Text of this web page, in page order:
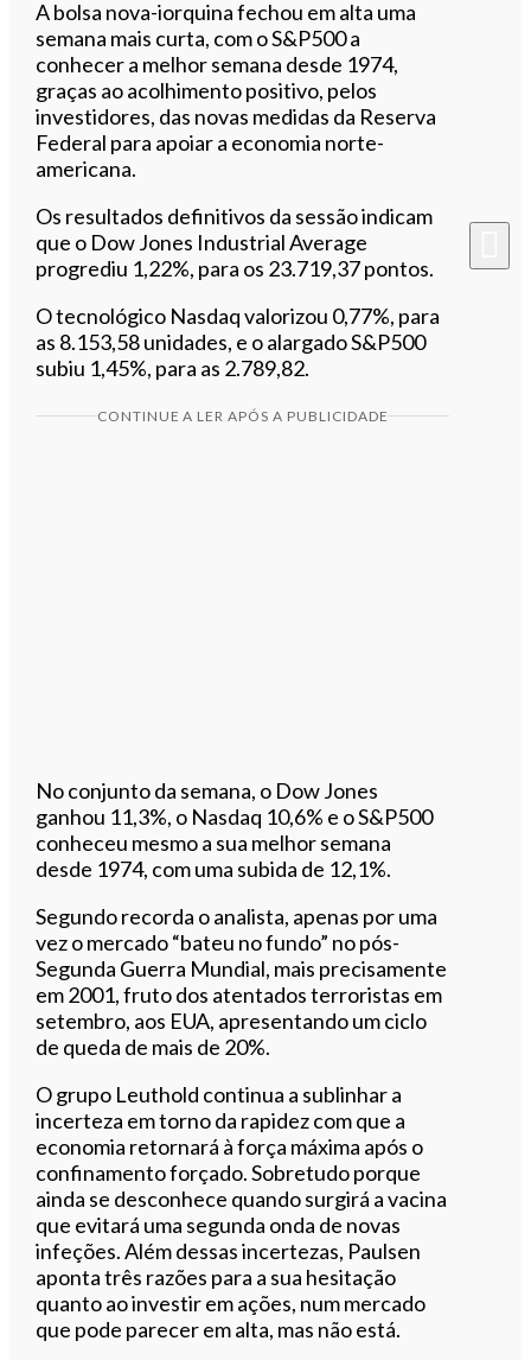
A bolsa nova-iorquina fechou em alta uma
semana mais curta, com o S&P500 a
conhecer a melhor semana desde 1974,
graças ao acolhimento positivo, pelos
investidores, das novas medidas da Reserva
Federal para apoiar a economia norte-
americana.
Os resultados definitivos da sessão indicam
que o Dow Jones Industrial Average
progrediu 1,22%, para os 23.719,37 pontos.
O tecnológico Nasdaq valorizou 0,77%, para
as 8.153,58 unidades, e o alargado S&P500
subiu 1,45%, para as 2.789,82.
CONTINUE A LER APÓS A PUBLICIDADE
No conjunto da semana, o Dow Jones
ganhou 11,3%, o Nasdaq 10,6% e o S&P500
conheceu mesmo a sua melhor semana
desde 1974, com uma subida de 12,1%.
Segundo recorda o analista, apenas por uma
vez o mercado “bateu no fundo” no pós-
Segunda Guerra Mundial, mais precisamente
em 2001, fruto dos atentados terroristas em
setembro, aos EUA, apresentando um ciclo
de queda de mais de 20%.
O grupo Leuthold continua a sublinhar a
incerteza em torno da rapidez com que a
economia retornará à força máxima após o
confinamento forçado. Sobretudo porque
ainda se desconhece quando surgirá a vacina
que evitará uma segunda onda de novas
infeções. Além dessas incertezas, Paulsen
aponta três razões para a sua hesitação
quanto ao investir em ações, num mercado
que pode parecer em alta, mas não está.